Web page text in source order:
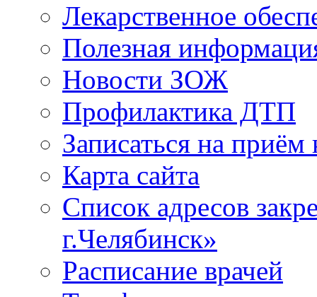
Лекарственное
Полезная
Новости ЗОЖ
Профилактика ДТП
Записаться на приём
Карта сайта
Список адресов
г.Челябинск»
Расписание врачей